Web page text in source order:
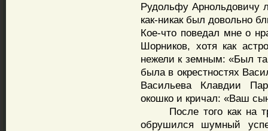
Рудольфу Арнольдовичу
как-никак был довольно
Кое-что поведал мне о
Шорников, хотя как
нежели к земным: «Был
была в окрестностях
Васильева Клавдии
окошко и кричал: «Ваш
После того как на
обрушился шумный